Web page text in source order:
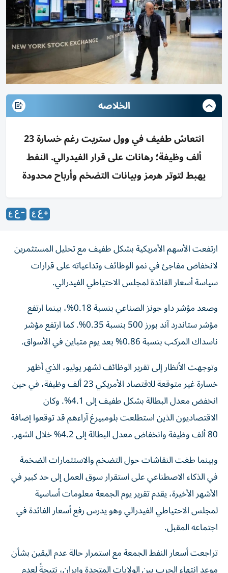
الخلاصه
انتعاش طفيف في وول ستريت رغم خسارة 23
ألف وظيفة؛ رهانات على قرار الفيدرالي. النفط
يهبط لتوتر هرمز وبيانات التضخم وأرباح محدودة
ارتفعت الأسهم الأمريكية بشكل طفيف مع تحليل المستثمرين
لانخفاض مفاجئ في نمو الوظائف وتداعياته على قرارات
سياسة أسعار الفائدة لمجلس الاحتياطي الفيدرالي.
وصعد مؤشر داو جونز الصناعي بنسبة 0.18%، بينما ارتفع
مؤشر ستاندرد آند بورز 500 بنسبة 0.35%. كما ارتفع مؤشر
ناسداك المركب بنسبة 0.86% بعد يوم متباين في الأسواق.
وتوجهت الأنظار إلى تقرير الوظائف لشهر يوليو، الذي أظهر
خسارة غير متوقعة للاقتصاد الأمريكي 23 ألف وظيفة، في حين
انخفض معدل البطالة بشكل طفيف إلى 4.1%. وكان
الاقتصاديون الذين استطلعت بلومبيرغ آراءهم قد توقعوا إضافة
80 ألف وظيفة وانخفاض معدل البطالة إلى 4.2% خلال الشهر.
وبينما طغت النقاشات حول التضخم والاستثمارات الضخمة
في الذكاء الاصطناعي على استقرار سوق العمل إلى حد كبير في
الأشهر الأخيرة، يقدم تقرير يوم الجمعة معلومات أساسية
لمجلس الاحتياطي الفيدرالي وهو يدرس رفع أسعار الفائدة في
اجتماعه المقبل.
تراجعت أسعار النفط الجمعة مع استمرار حالة عدم اليقين بشأن